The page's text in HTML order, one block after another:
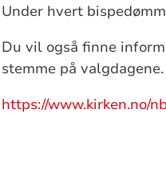
Under hvert
Du vil også finne
stemme på valgdagene.
https://www.kirken.no/